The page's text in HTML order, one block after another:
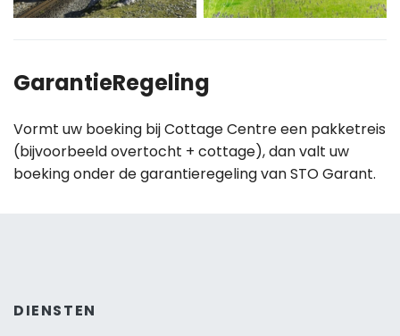
GarantieRegeling
Vormt uw boeking bij Cottage Centre een pakketreis
(bijvoorbeeld overtocht + cottage), dan valt uw
boeking onder de garantieregeling van STO Garant.
DIENSTEN